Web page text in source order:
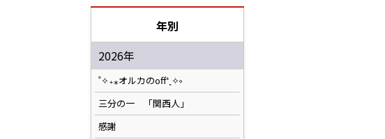
年別
2026年
˚✧₊⁎オルカのoff⁺˳✧༚
三分の一 「関西人」
感謝